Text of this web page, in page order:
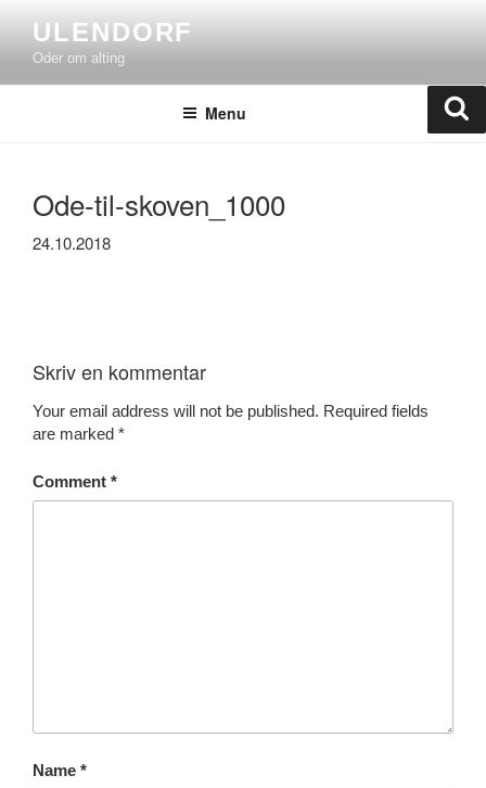
content
ULENDORF
Oder om alting
Menu
Ode-til-skoven_1000
24.10.2018
Skriv en kommentar
Your email address will not be published. Required fields
are marked *
Comment *
Name *